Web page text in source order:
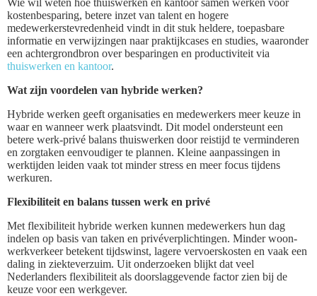
Wie wil weten hoe thuiswerken en kantoor samen werken voor
kostenbesparing, betere inzet van talent en hogere
medewerkerstevredenheid vindt in dit stuk heldere, toepasbare
informatie en verwijzingen naar praktijkcases en studies, waaronder
een achtergrondbron over besparingen en productiviteit via
thuiswerken en kantoor.
Wat zijn voordelen van hybride werken?
Hybride werken geeft organisaties en medewerkers meer keuze in
waar en wanneer werk plaatsvindt. Dit model ondersteunt een
betere werk-privé balans thuiswerken door reistijd te verminderen
en zorgtaken eenvoudiger te plannen. Kleine aanpassingen in
werktijden leiden vaak tot minder stress en meer focus tijdens
werkuren.
Flexibiliteit en balans tussen werk en privé
Met flexibiliteit hybride werken kunnen medewerkers hun dag
indelen op basis van taken en privéverplichtingen. Minder woon-
werkverkeer betekent tijdswinst, lagere vervoerskosten en vaak een
daling in ziekteverzuim. Uit onderzoeken blijkt dat veel
Nederlanders flexibiliteit als doorslaggevende factor zien bij de
keuze voor een werkgever.